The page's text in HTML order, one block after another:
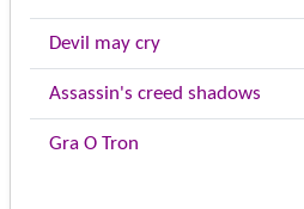
Devil may cry
Assassin's creed shadows
Gra O Tron